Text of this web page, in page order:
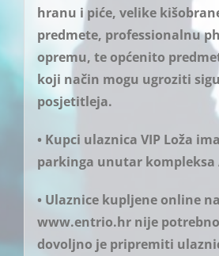
hranu i piće, velike
predmete, professionalnu
opremu, te općenito
koji način mogu ugroziti
posjetitleja.
• Kupci ulaznica VIP Loža
parkinga unutar kompleksa
• Ulaznice kupljene online na
www.entrio.hr nije
dovoljno je pripremiti